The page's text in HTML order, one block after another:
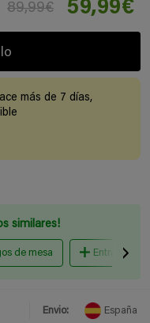
89,99€ 59,99€
más de 7 días,
similares!
de mesa Entradas
Envio: España